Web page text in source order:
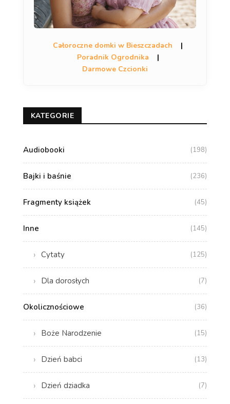
Całoroczne domki w Bieszczadach
|
Poradnik Ogrodnika
|
Darmowe Czcionki
KATEGORIE
Audiobooki (198)
Bajki i baśnie (236)
Fragmenty książek (45)
Inne (145)
Cytaty (125)
Dla dorosłych (7)
Okolicznościowe (36)
Boże Narodzenie (15)
Dzień babci (13)
Dzień dziadka (7)